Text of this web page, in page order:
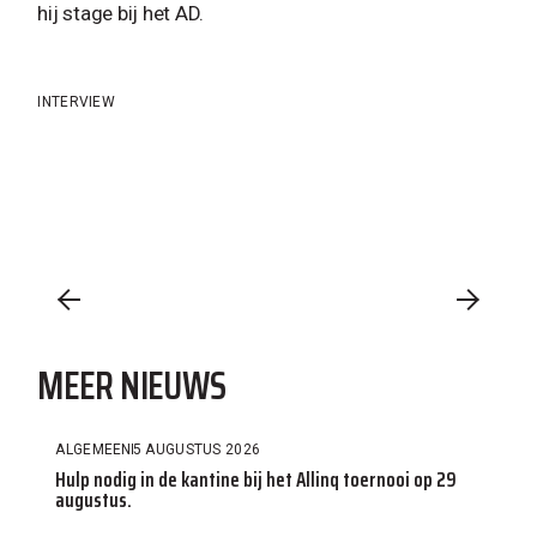
hij stage bij het AD.
INTERVIEW
MEER NIEUWS
ALGEMEEN5 AUGUSTUS 2026
Hulp nodig in de kantine bij het Allinq toernooi op 29
augustus.